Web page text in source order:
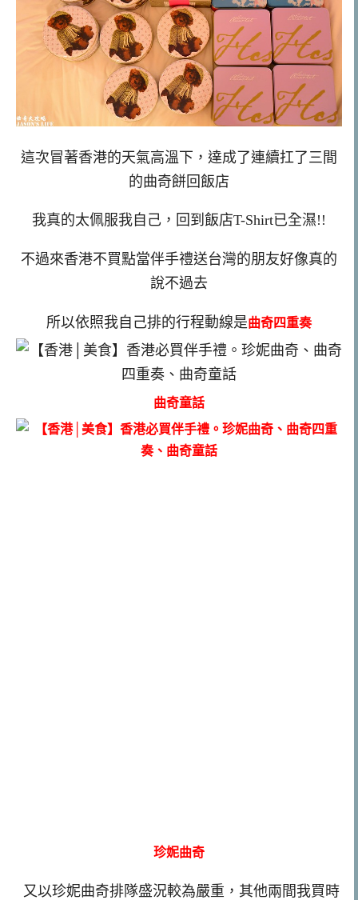
這次冒著香港的天氣高溫下，達成了連續扛了三間
的曲奇餅回飯店
我真的太佩服我自己，回到飯店T-Shirt已全濕!!
不過來香港不買點當伴手禮送台灣的朋友好像真的
說不過去
所以依照我自己排的行程動線是曲奇四重奏
曲奇童話
珍妮曲奇
又以珍妮曲奇排隊盛況較為嚴重，其他兩間我買時